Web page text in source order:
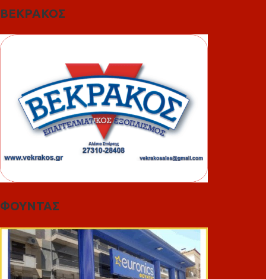
ΒΕΚΡΑΚΟΣ
ΦΟΥΝΤΑΣ